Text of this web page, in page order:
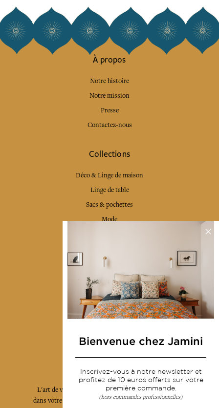
À propos
Notre histoire
Notre mission
Presse
Contactez-nous
Collections
Déco & Linge de maison
Linge de table
Sacs & pochettes
Mode
Livraison & retour
CGV
Devenir revendeur
Notre communauté
L'art de vivre JAMINI raconté avec poésie et élégance
dans votre boîte mail. Inscrivez vous à notre newsletter
Bienvenue chez Jamini
Inscrivez-vous à notre newsletter et
profitez de 10 euros offerts sur votre
première commande.
(hors commandes professionnelles)